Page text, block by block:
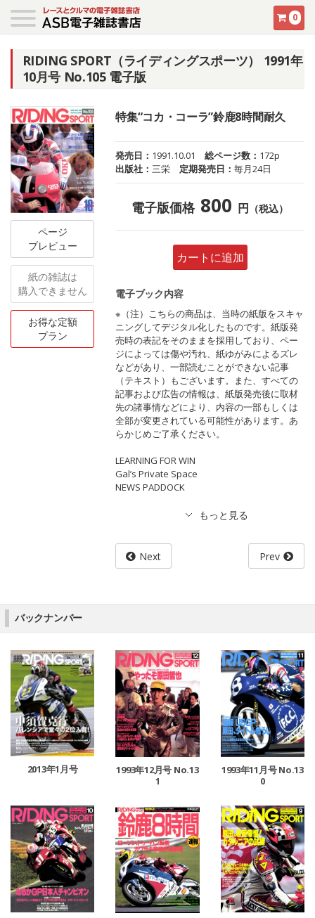
0
RIDING SPORT（ライディングスポーツ） 1991年
10月号 No.105 電子版
ページ
プレビュー
紙の雑誌は
購入できません
お得な定額
プラン
特集“コカ・コーラ”鈴鹿8時間耐久
発売日： 1991.10.01 総ページ数： 172p
出版社：三栄 定期発売日：毎月24日
電子版価格 800 円 （税込）
カートに追加
電子ブック内容
※（注）こちらの商品は、当時の紙版をスキャ
ニングしてデジタル化したものです。紙版発
売時の表記をそのままを採用しており、ペー
ジによっては傷や汚れ、紙ゆがみによるズレ
などがあり、一部読むことができない記事
（テキスト）もございます。また、すべての
記事および広告の情報は、紙版発売後に取材
先の諸事情などにより、内容の一部もしくは
全部が変更されている可能性があります。あ
らかじめご了承ください。
LEARNING FOR WIN
Gal’s Private Space
NEWS PADDOCK
Next Prev
バックナンバー
2013年1月号
1993年12月号 No.13
1
1993年11月号 No.13
0